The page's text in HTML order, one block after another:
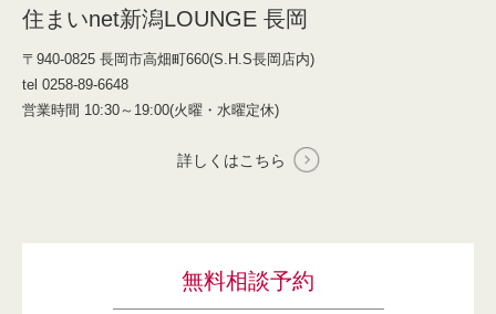
住まいnet新潟LOUNGE 長岡
〒940-0825 長岡市高畑町660(S.H.S長岡店内)
tel 0258-89-6648
営業時間 10:30～19:00(火曜・水曜定休)
詳しくはこちら
無料相談予約